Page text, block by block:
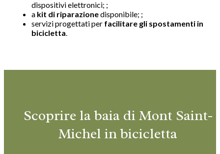
dispositivi elettronici; ;
a kit di riparazionedisponibile; ;
servizi progettati per facilitare gli spostamenti in
bicicletta.
Scoprire la baia di Mont Saint-
Michel in bicicletta